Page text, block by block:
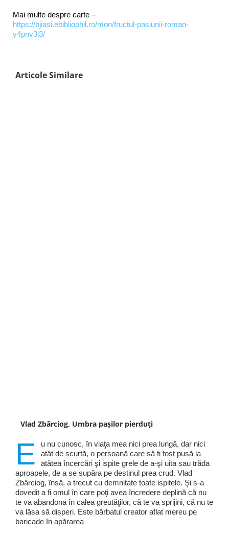
Mai multe despre carte –
https://bjiasi.ebibliophil.ro/mon/fructul-pasiunii-roman-
y4pnv3j3/
Articole Similare
Vlad Zbârciog, Umbra pașilor pierduți
E
u nu cunosc, în viaţa mea nici prea lungă, dar nici
atât de scurtă, o persoană care să fi fost pusă la
atâtea încercări şi ispite grele de a-şi uita sau trăda
aproapele, de a se supăra pe destinul prea crud. Vlad
Zbârciog, însă, a trecut cu demnitate toate ispitele. Şi s-a
dovedit a fi omul în care poţi avea încredere deplină că nu
te va abandona în calea greutăţilor, că te va sprijini, că nu te
va lăsa să disperi. Este bărbatul creator aflat mereu pe
baricade în apărarea